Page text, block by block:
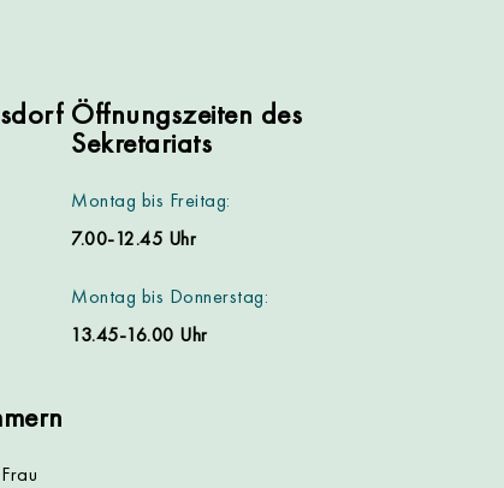
Öffnungszeiten des
Sekretariats
Montag bis Freitag:
7.00-12.45 Uhr
Montag bis Donnerstag:
13.45-16.00 Uhr